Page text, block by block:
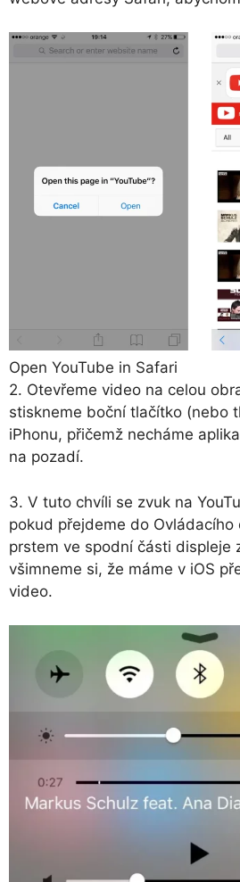
Open YouTube in Safari
2. Otevřeme video na celou
stiskneme boční tlačítko (nebo
iPhonu, přičemž necháme
na pozadí.
3. V tuto chvíli se zvuk na
pokud přejdeme do Ovládacího
prstem ve spodní části displeje
všimneme si, že máme v iOS
video.